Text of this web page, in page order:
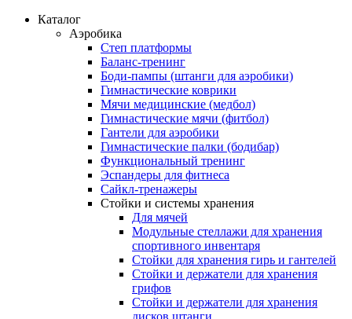
Каталог
Аэробика
Степ платформы
Баланс-тренинг
Боди-пампы (штанги для аэробики)
Гимнастические коврики
Мячи медицинские (медбол)
Гимнастические мячи (фитбол)
Гантели для аэробики
Гимнастические палки (бодибар)
Функциональный тренинг
Эспандеры для фитнеса
Сайкл-тренажеры
Стойки и системы хранения
Для мячей
Модульные стеллажи для хранения
спортивного инвентаря
Стойки для хранения гирь и гантелей
Стойки и держатели для хранения
грифов
Стойки и держатели для хранения
дисков штанги